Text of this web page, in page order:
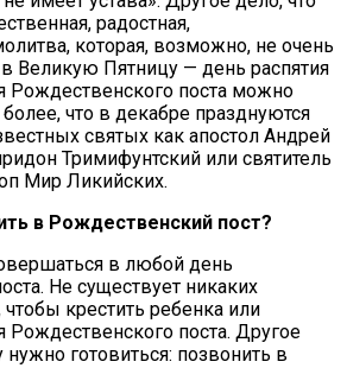
радостная,
которая, возможно, не очень
Великую Пятницу — день распятия
Рождественского поста можно
более, что в декабре празднуются
святых как апостол Андрей
Тримифунтский или святитель
Мир Ликийских.
в Рождественский пост?
в любой день
Не существует никаких
чтобы крестить ребенка или
Рождественского поста. Другое
нужно готовиться: позвонить в